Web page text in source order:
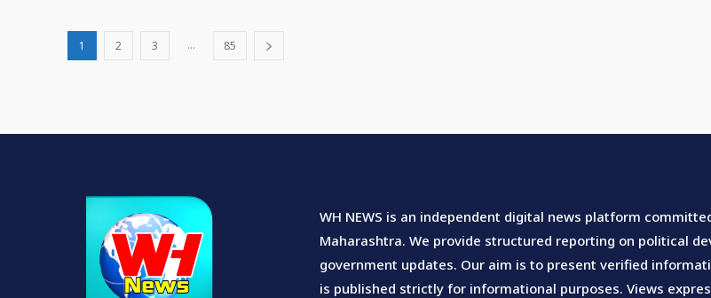
1 2 3 ... 85
WH NEWS is an independent digital news platform
Maharashtra. We provide structured reporting on political
government updates. Our aim is to present verified
is published strictly for informational purposes. Views